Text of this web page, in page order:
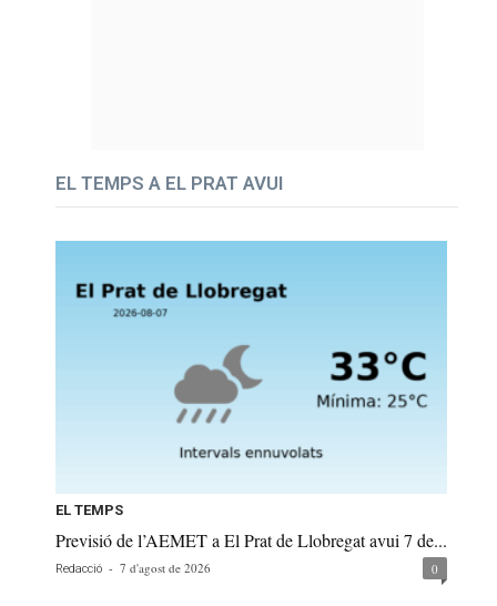
EL TEMPS A EL PRAT AVUI
EL TEMPS
Previsió de l’AEMET a El Prat de Llobregat avui 7 de...
Redacció - 7 d'agost de 2026 0